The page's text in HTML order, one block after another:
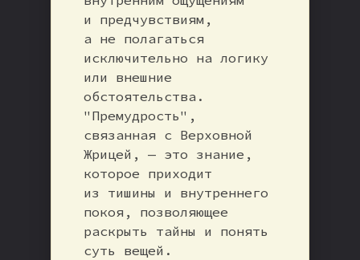
и предчувствиям,
а не полагаться
исключительно на логику
или внешние
обстоятельства.
"Премудрость",
связанная с Верховной
Жрицей, — это знание,
которое приходит
из тишины и внутреннего
покоя, позволяющее
раскрыть тайны и понять
суть вещей.